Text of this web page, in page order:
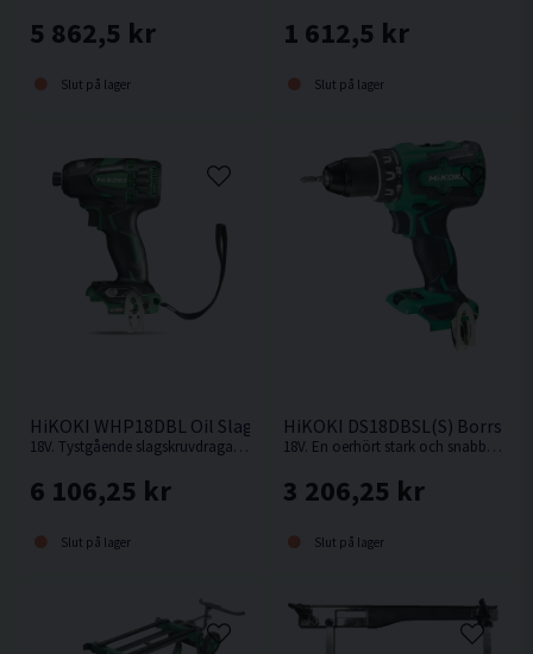
5 862,5 kr
Slut på lager
1 612,5 kr
Slut på lager
HiKOKI WHP18DBL Oil Slagskruvdragare 18V
18V. Tystgående slagskruvdragare med oljedämpning, perfekt i bullerkänsliga miljöer.
6 106,25 kr
Slut på lager
HiKOKI DS18DBSL(S)
18V. En oerhört stark och snabb kompakt borrskruvdragare från Hikoki.
3 206,25 kr
Slut på lager